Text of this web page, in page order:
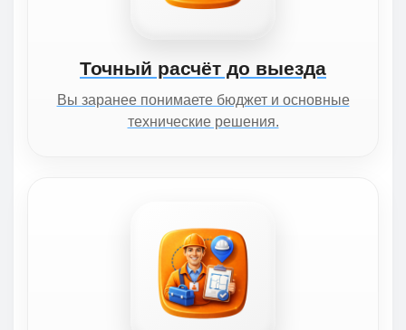
Точный расчёт до выезда
Вы заранее понимаете бюджет и основные
технические решения.